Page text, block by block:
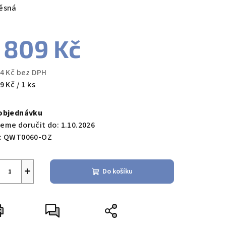
Kč
Kč bez DPH
Kč / 1 ks
doručit do: 1.10.2026
QWT0060-OZ
+ Do košíku